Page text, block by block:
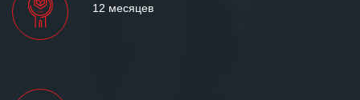
12 месяцев